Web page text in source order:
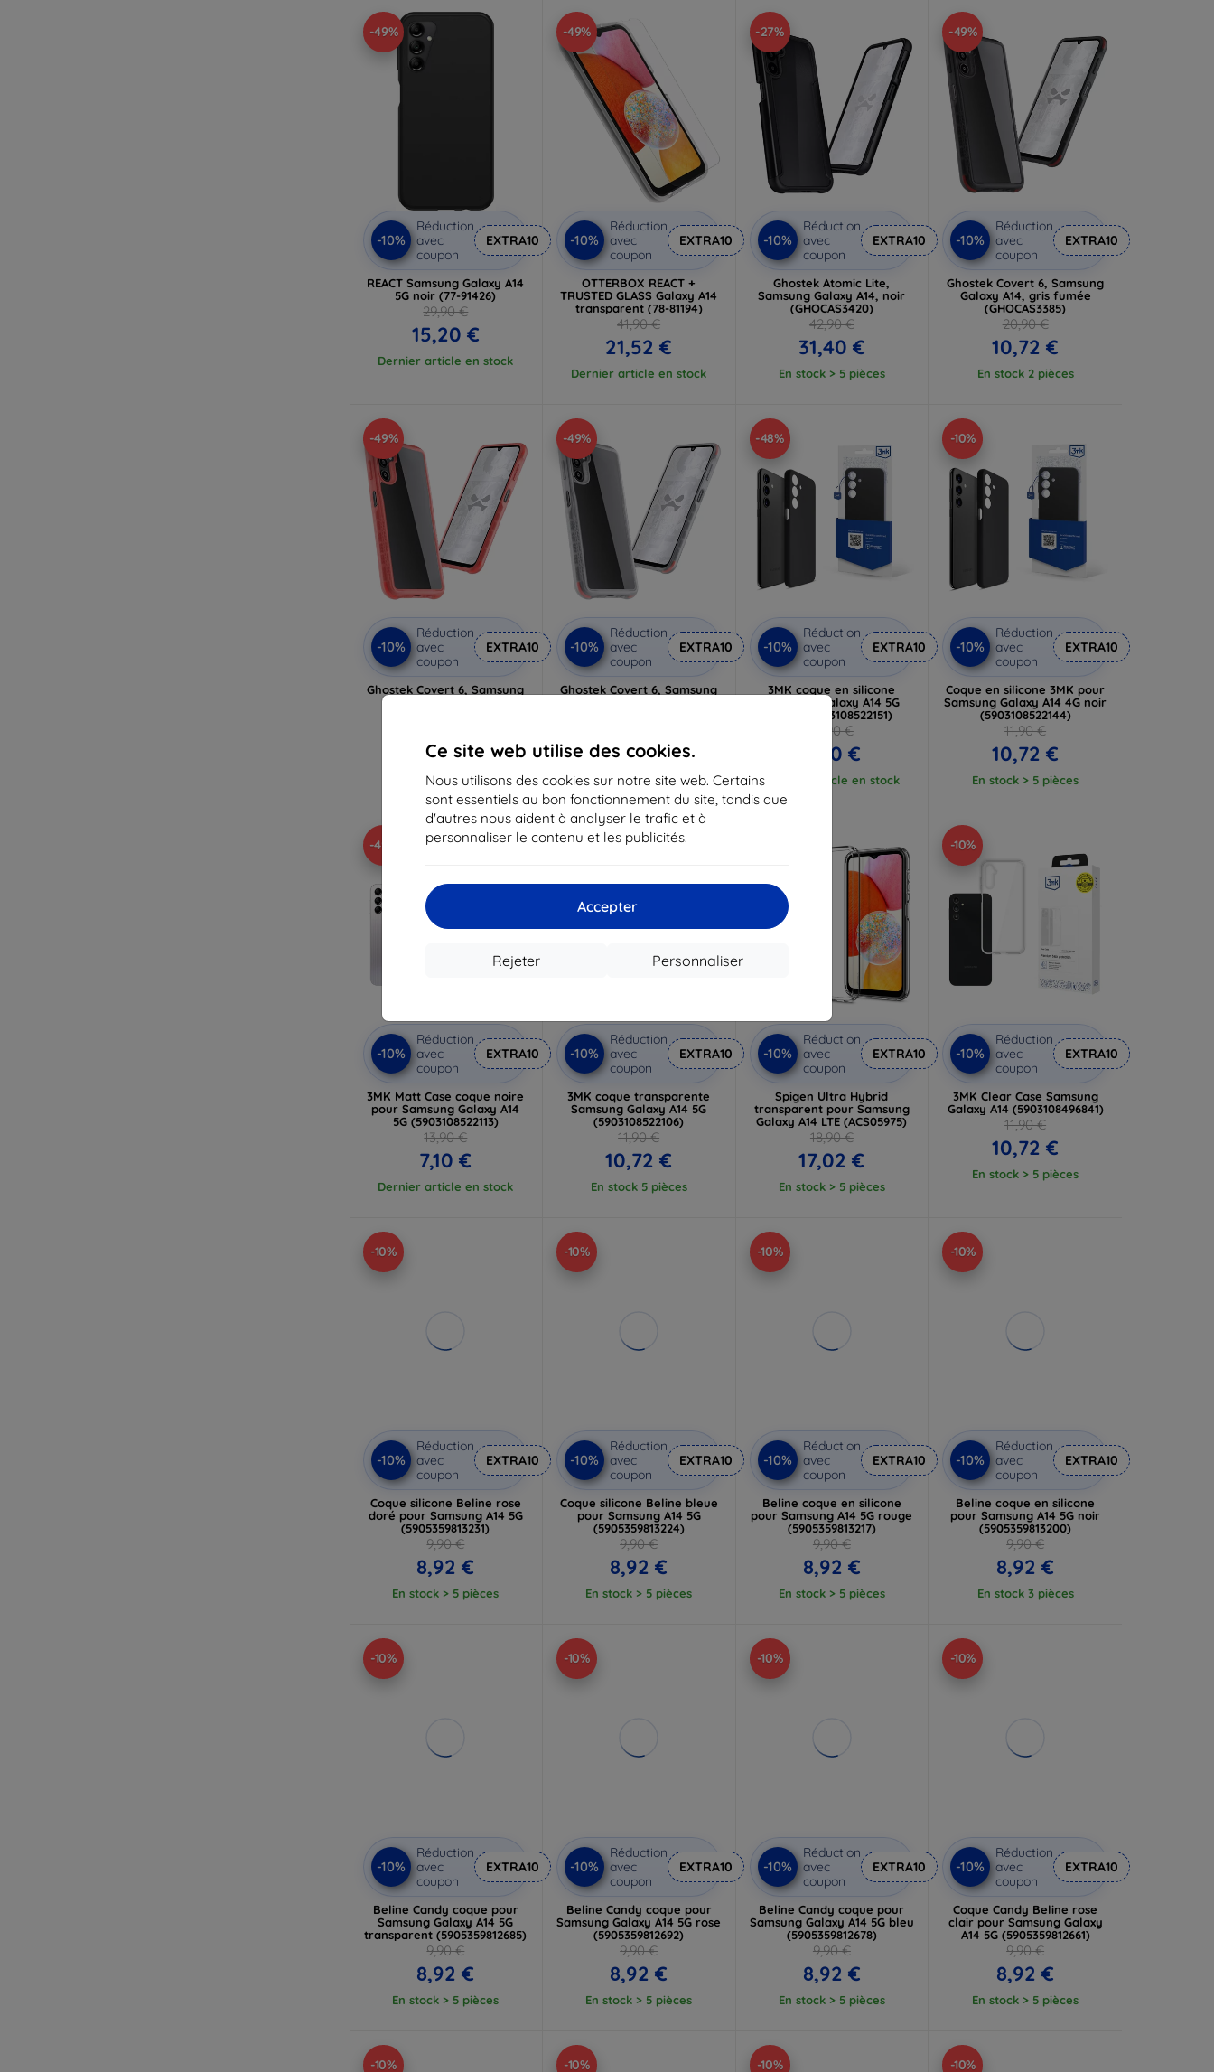
Ce site web utilise des cookies.
Nous utilisons des cookies sur notre site web. Certains
sont essentiels au bon fonctionnement du site, tandis que
d'autres nous aident à analyser le trafic et à
personnaliser le contenu et les publicités.
Accepter
Personnaliser
Rejeter
-49%
-10%
Réduction
avec
coupon
EXTRA10
REACT Samsung Galaxy A14
5G noir (77-91426)
29,90 €
15,20 €
Dernier article en stock
-49%
-10%
Réduction
avec
coupon
EXTRA10
OTTERBOX REACT +
TRUSTED GLASS Galaxy A14
transparent (78-81194)
41,90 €
21,52 €
Dernier article en stock
-27%
-10%
Réduction
avec
coupon
EXTRA10
Ghostek Atomic Lite,
Samsung Galaxy A14, noir
(GHOCAS3420)
42,90 €
31,40 €
En stock > 5 pièces
-49%
-10%
Réduction
avec
coupon
EXTRA10
Ghostek Covert 6, Samsung
Galaxy A14, gris fumée
(GHOCAS3385)
20,90 €
10,72 €
En stock 2 pièces
-49%
-10%
Réduction
avec
coupon
EXTRA10
Ghostek Covert 6, Samsung
10,72 €
En stock 3 pièces
-49%
-10%
Réduction
avec
coupon
EXTRA10
Ghostek Covert 6, Samsung
10,72 €
En stock > 5 pièces
-48%
-10%
Réduction
avec
coupon
EXTRA10
3MK coque en silicone
Samsung Galaxy A14 5G
noire (5903108522151)
18,90 €
9,80 €
Dernier article en stock
-10%
-10%
Réduction
avec
coupon
EXTRA10
Coque en silicone 3MK pour
Samsung Galaxy A14 4G noir
(5903108522144)
11,90 €
10,72 €
En stock > 5 pièces
-49%
-10%
Réduction
avec
coupon
EXTRA10
3MK Matt Case coque noire
pour Samsung Galaxy A14
5G (5903108522113)
13,90 €
7,10 €
Dernier article en stock
-10%
-10%
Réduction
avec
coupon
EXTRA10
3MK coque transparente
Samsung Galaxy A14 5G
(5903108522106)
11,90 €
10,72 €
En stock 5 pièces
-10%
Réduction
avec
coupon
EXTRA10
Spigen Ultra Hybrid
transparent pour Samsung
Galaxy A14 LTE (ACS05975)
18,90 €
17,02 €
En stock > 5 pièces
-10%
-10%
Réduction
avec
coupon
EXTRA10
3MK Clear Case Samsung
Galaxy A14 (5903108496841)
11,90 €
10,72 €
En stock > 5 pièces
-10%
-10%
Réduction
avec
coupon
EXTRA10
Coque silicone Beline rose
doré pour Samsung A14 5G
(5905359813231)
9,90 €
8,92 €
En stock > 5 pièces
-10%
-10%
Réduction
avec
coupon
EXTRA10
Coque silicone Beline bleue
pour Samsung A14 5G
(5905359813224)
9,90 €
8,92 €
En stock > 5 pièces
-10%
-10%
Réduction
avec
coupon
EXTRA10
Beline coque en silicone
pour Samsung A14 5G rouge
(5905359813217)
9,90 €
8,92 €
En stock > 5 pièces
-10%
-10%
Réduction
avec
coupon
EXTRA10
Beline coque en silicone
pour Samsung A14 5G noir
(5905359813200)
9,90 €
8,92 €
En stock 3 pièces
-10%
-10%
Réduction
avec
coupon
EXTRA10
Beline Candy coque pour
Samsung Galaxy A14 5G
transparent (5905359812685)
9,90 €
8,92 €
En stock > 5 pièces
-10%
-10%
Réduction
avec
coupon
EXTRA10
Beline Candy coque pour
Samsung Galaxy A14 5G rose
(5905359812692)
9,90 €
8,92 €
En stock > 5 pièces
-10%
-10%
Réduction
avec
coupon
EXTRA10
Beline Candy coque pour
Samsung Galaxy A14 5G bleu
(5905359812678)
9,90 €
8,92 €
En stock > 5 pièces
-10%
-10%
Réduction
avec
coupon
EXTRA10
Coque Candy Beline rose
clair pour Samsung Galaxy
A14 5G (5905359812661)
9,90 €
8,92 €
En stock > 5 pièces
-10% -10% -10% -10%